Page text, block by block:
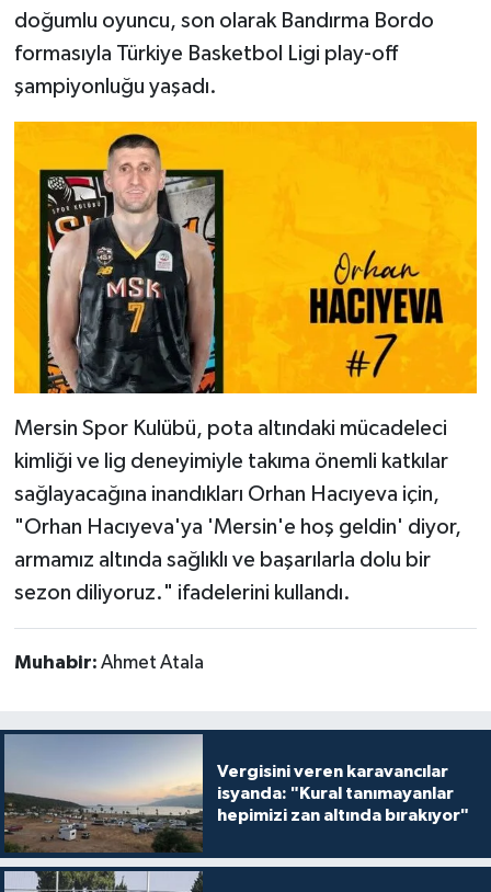
doğumlu oyuncu, son olarak Bandırma Bordo
formasıyla Türkiye Basketbol Ligi play-off
şampiyonluğu yaşadı.
Mersin Spor Kulübü, pota altındaki mücadeleci
kimliği ve lig deneyimiyle takıma önemli katkılar
sağlayacağına inandıkları Orhan Hacıyeva için,
"Orhan Hacıyeva'ya 'Mersin'e hoş geldin' diyor,
armamız altında sağlıklı ve başarılarla dolu bir
sezon diliyoruz." ifadelerini kullandı.
Muhabir: Ahmet Atala
Vergisini veren karavancılar
isyanda: "Kural tanımayanlar
hepimizi zan altında bırakıyor"